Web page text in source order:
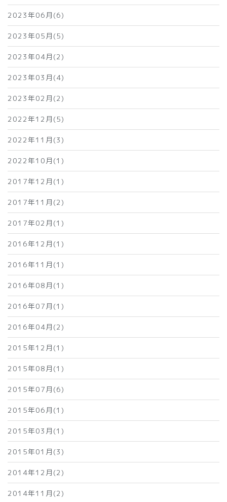
2023年06月(6)
2023年05月(5)
2023年04月(2)
2023年03月(4)
2023年02月(2)
2022年12月(5)
2022年11月(3)
2022年10月(1)
2017年12月(1)
2017年11月(2)
2017年02月(1)
2016年12月(1)
2016年11月(1)
2016年08月(1)
2016年07月(1)
2016年04月(2)
2015年12月(1)
2015年08月(1)
2015年07月(6)
2015年06月(1)
2015年03月(1)
2015年01月(3)
2014年12月(2)
2014年11月(2)